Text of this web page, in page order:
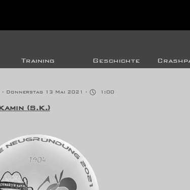
Training Geschichte
· Donnerstag 13 Mai 2021 · 1:00
(S.K.)